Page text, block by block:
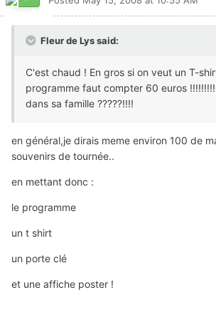
Fleur de Lys said:
C'est chaud ! En gros si on veut un T-
programme faut compter 60 euros
dans sa famille ?????!!!!
en général,je dirais meme environ 100 de
souvenirs de tournée..
en mettant donc :
le programme
un t shirt
un porte clé
et une affiche poster !